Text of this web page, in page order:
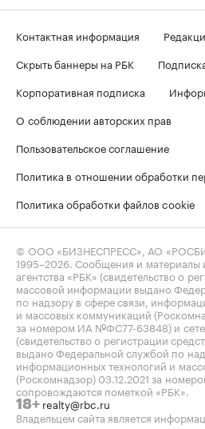
Контактная информация
Скрыть баннеры на РБК
Корпоративная подписка
О соблюдении авторских прав
Пользовательское соглашение
Политика в отношении обработки
Политика обработки файлов cookie
© ООО «БИЗНЕСПРЕСС», АО
1995–2026 . Сообщения и
агентства «РБК» (свидетельство о
массовой информации выдано
по надзору в сфере связи,
и массовых коммуникаций
за номером ИА №ФС77-63848) и
(свидетельство о регистрации
выдано Федеральной службой по
информационных технологий и
(Роскомнадзор) 03.12.2021 за
сопровождаются пометкой «РБК».
18+ realty@rbc.ru
Владельцем сайта является